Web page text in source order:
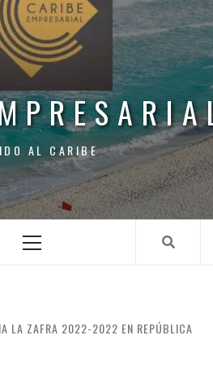
AL CARIBE
Menu
LA ZAFRA 2022-2022 EN REPÚBLICA